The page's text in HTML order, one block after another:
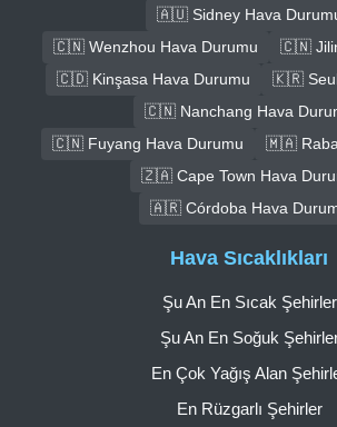
🇦🇺 Sidney Hava
🇨🇳 Wenzhou Hava Durumu
🇨🇳
🇨🇩 Kinşasa Hava Durumu
🇰🇷 Seul
🇨🇳 Nanchang Hava
🇨🇳 Fuyang Hava Durumu
🇲🇦
🇿🇦 Cape Town Hava
🇦🇷 Córdoba Hava
Hava Sıcaklıkları
Şu An En Sıcak Şehirler
Şu An En Soğuk
En Çok Yağış Alan
En Rüzgarlı Şehirler